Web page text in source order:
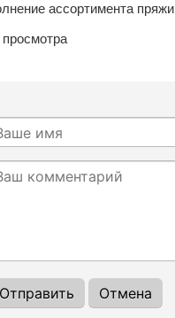
ассортимента пряжи
просмотра